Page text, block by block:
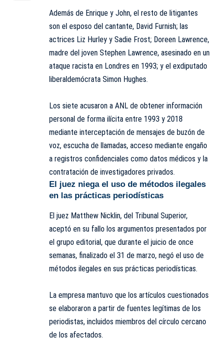
Además de Enrique y John, el resto de litigantes
son el esposo del cantante, David Furnish; las
actrices Liz Hurley y Sadie Frost; Doreen Lawrence,
madre del joven Stephen Lawrence, asesinado en un
ataque racista en Londres en 1993; y el exdiputado
liberaldemócrata Simon Hughes.
Los siete acusaron a ANL de obtener información
personal de forma ilícita entre 1993 y 2018
mediante interceptación de mensajes de buzón de
voz, escucha de llamadas, acceso mediante engaño
a registros confidenciales como datos médicos y la
contratación de investigadores privados.
El juez niega el uso de métodos ilegales
en las prácticas periodísticas
El juez Matthew Nicklin, del Tribunal Superior,
aceptó en su fallo los argumentos presentados por
el grupo editorial, que durante el juicio de once
semanas, finalizado el 31 de marzo, negó el uso de
métodos ilegales en sus prácticas periodísticas.
La empresa mantuvo que los artículos cuestionados
se elaboraron a partir de fuentes legítimas de los
periodistas, incluidos miembros del círculo cercano
de los afectados.